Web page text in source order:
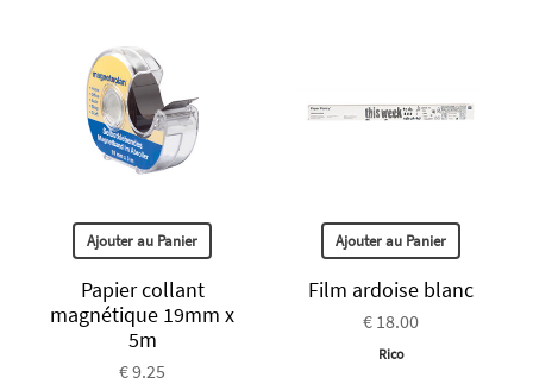
Ajouter au Panier
Papier collant
magnétique 19mm x
5m
€ 9.25
Ajouter au Panier
Film ardoise blanc
€ 18.00
Rico